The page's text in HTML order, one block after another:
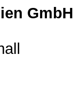
GmbH